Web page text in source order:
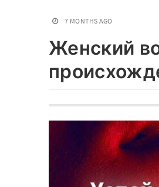
7 MONTHS AGO
Женский